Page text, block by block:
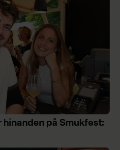
hinanden på Smukfest: